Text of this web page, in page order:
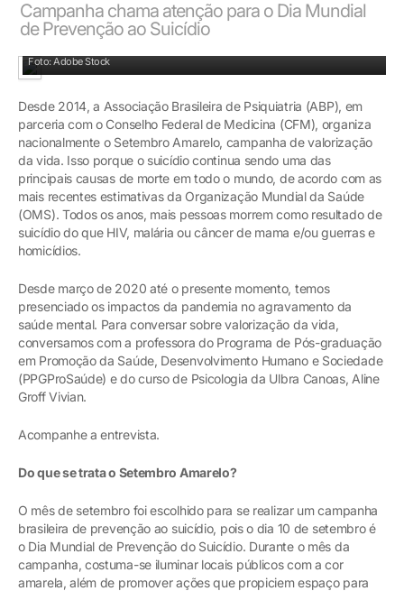
Campanha chama atenção para o Dia Mundial
de Prevenção ao Suicídio
Foto: Adobe Stock
Desde 2014, a Associação Brasileira de Psiquiatria (ABP), em
parceria com o Conselho Federal de Medicina (CFM), organiza
nacionalmente o Setembro Amarelo, campanha de valorização
da vida. Isso porque o suicídio continua sendo uma das
principais causas de morte em todo o mundo, de acordo com as
mais recentes estimativas da Organização Mundial da Saúde
(OMS). Todos os anos, mais pessoas morrem como resultado de
suicídio do que HIV, malária ou câncer de mama e/ou guerras e
homicídios.
Desde março de 2020 até o presente momento, temos
presenciado os impactos da pandemia no agravamento da
saúde mental. Para conversar sobre valorização da vida,
conversamos com a professora do Programa de Pós-graduação
em Promoção da Saúde, Desenvolvimento Humano e Sociedade
(PPGProSaúde) e do curso de Psicologia da Ulbra Canoas, Aline
Groff Vivian.
Acompanhe a entrevista.
Do que se trata o Setembro Amarelo?
O mês de setembro foi escolhido para se realizar um campanha
brasileira de prevenção ao suicídio, pois o dia 10 de setembro é
o Dia Mundial de Prevenção do Suicídio. Durante o mês da
campanha, costuma-se iluminar locais públicos com a cor
amarela, além de promover ações que propiciem espaço para